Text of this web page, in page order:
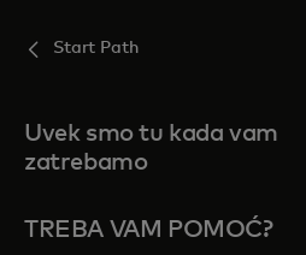
Start Path
Uvek smo tu kada vam
zatrebamo
TREBA VAM POMOĆ?